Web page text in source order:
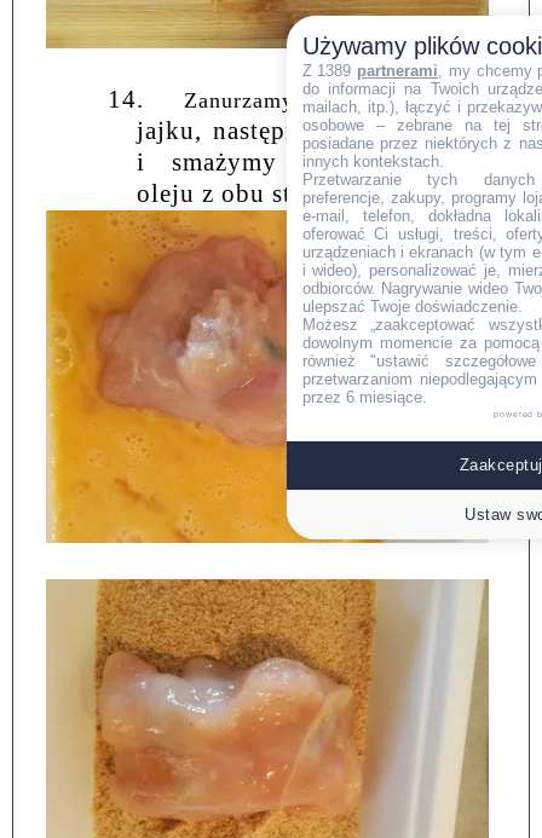
14. Zanurzamy
w roztrzepanym
jajku, następnie w bułce tartej
i smażymy na rozgrzanym
oleju z obu stron.
Używamy plików
Z 1389 partnerami , my chcemy
do informacji na Twoich
mailach, itp.), łączyć i
osobowe – zebrane na tej
posiadane przez niektórych z
innych kontekstach.
Przetwarzanie tych danych
preferencje, zakupy, programy
e-mail, telefon, dokładna
oferować Ci usługi, treści,
urządzeniach i ekranach (w tym
i wideo), personalizować je,
odbiorców. Nagrywanie wideo
ulepszać Twoje doświadczenie.
Możesz „zaakceptować
dowolnym momencie za
również "ustawić
przetwarzaniom
przez 6 miesiące.
powered
Ustaw